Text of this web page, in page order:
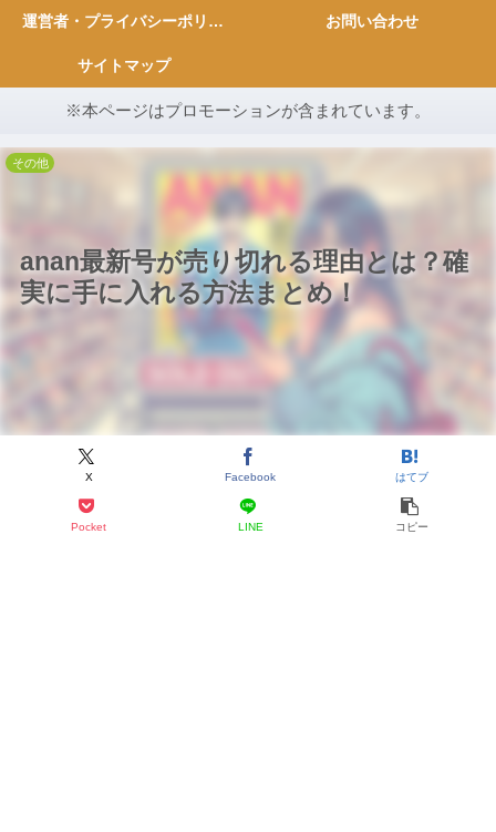
運営者・プライバシーポリシー お問い合わせ
サイトマップ
※本ページはプロモーションが含まれています。
anan最新号が売り切れる理由とは？確
実に手に入れる方法まとめ！
その他
X Facebook はてブ
Pocket LINE コピー